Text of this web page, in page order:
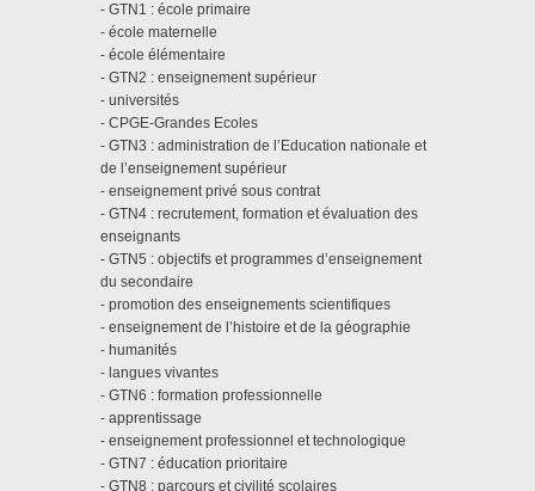
- GTN1 : école primaire
- école maternelle
- école élémentaire
- GTN2 : enseignement supérieur
- universités
- CPGE-Grandes Ecoles
- GTN3 : administration de l’Education nationale et
de l’enseignement supérieur
- enseignement privé sous contrat
- GTN4 : recrutement, formation et évaluation des
enseignants
- GTN5 : objectifs et programmes d’enseignement
du secondaire
- promotion des enseignements scientifiques
- enseignement de l’histoire et de la géographie
- humanités
- langues vivantes
- GTN6 : formation professionnelle
- apprentissage
- enseignement professionnel et technologique
- GTN7 : éducation prioritaire
- GTN8 : parcours et civilité scolaires